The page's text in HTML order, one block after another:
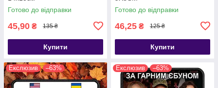
Готово до відправки
45,90 ₴ 135 ₴
Купити
Готово до відправки
46,25 ₴ 125 ₴
Купити
Екслюзив –63% Екслюзив –63%